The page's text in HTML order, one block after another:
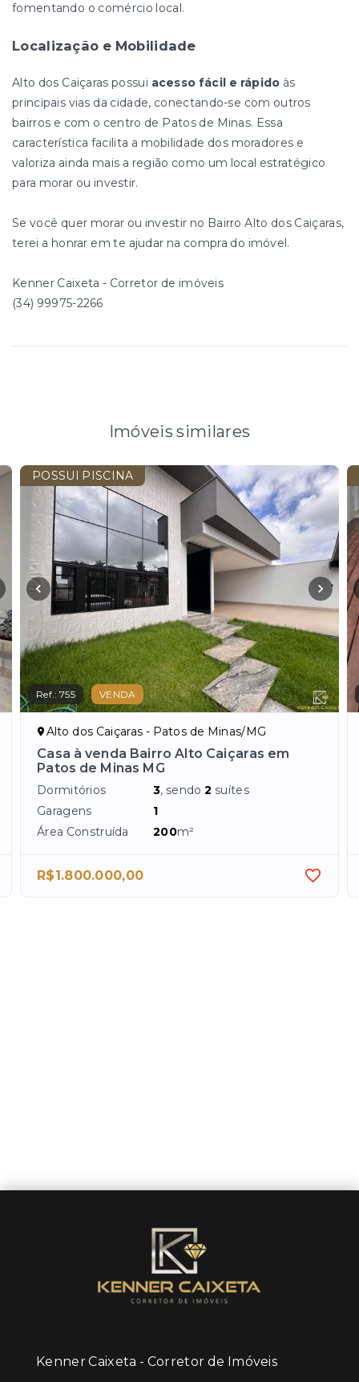
fomentando o comércio local.
Localização e Mobilidade
Alto dos Caiçaras possui acesso fácil e rápido às
principais vias da cidade, conectando-se com outros
bairros e com o centro de Patos de Minas. Essa
característica facilita a mobilidade dos moradores e
valoriza ainda mais a região como um local estratégico
para morar ou investir.
Se você quer morar ou investir no Bairro Alto dos Caiçaras,
terei a honrar em te ajudar na compra do imóvel.
Kenner Caixeta - Corretor de imóveis
(34) 99975-2266
Imóveis similares
POSSUI PISCINA
Ref.:755 VENDA
Alto dos Caiçaras - Patos de Minas/MG
Casa à venda Bairro Alto Caiçaras em
Patos de Minas MG
Dormitórios 3, sendo2 suítes
Garagens
1
Área Construída
200m²
R$1.800.000,00
Kenner Caixeta - Corretor de Imóveis